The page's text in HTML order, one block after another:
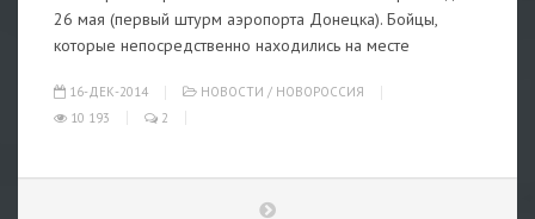
26 мая (первый штурм аэропорта Донецка). Бойцы,
которые непосредственно находились на месте
16-ДЕК-2014 НОВОСТИ / НОВОРОССИЯ
10 193
2